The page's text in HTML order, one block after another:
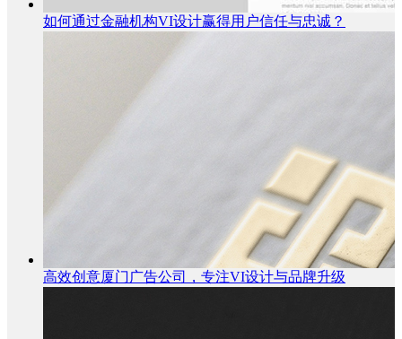
如何通过金融机构VI设计赢得用户信任与忠诚？
高效创意厦门广告公司，专注VI设计与品牌升级